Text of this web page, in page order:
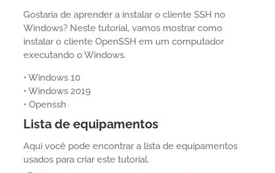
Gostaria de aprender a instalar o cliente SSH no
Windows? Neste tutorial, vamos mostrar como
instalar o cliente OpenSSH em um computador
executando o Windows.
• Windows 10
• Windows 2019
• Openssh
Lista de equipamentos
Aqui você pode encontrar a lista de equipamentos
usados para criar este tutorial.